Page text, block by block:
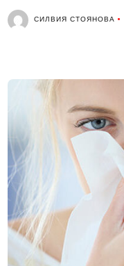
СИЛВИЯ СТОЯНОВА